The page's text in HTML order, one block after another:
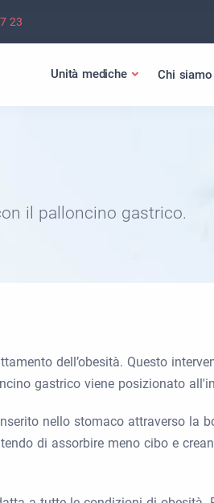
23
Unità mediche Chi siamo
il palloncino gastrico.
dell’obesità. Questo
gastrico viene posizionato
nello stomaco attraverso la
di assorbire meno cibo e